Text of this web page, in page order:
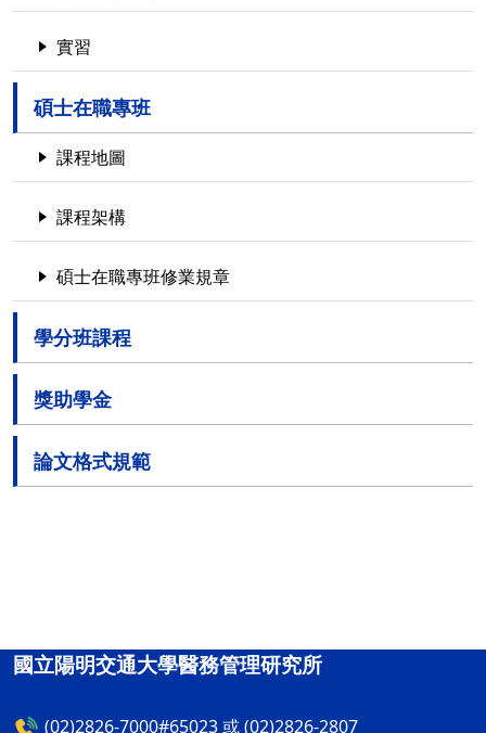
實習
碩士在職專班
課程地圖
課程架構
碩士在職專班修業規章
學分班課程
獎助學金
論文格式規範
國立陽明交通大學醫務管理研究所
(02)2826-7000#65023 或 (02)2826-2807